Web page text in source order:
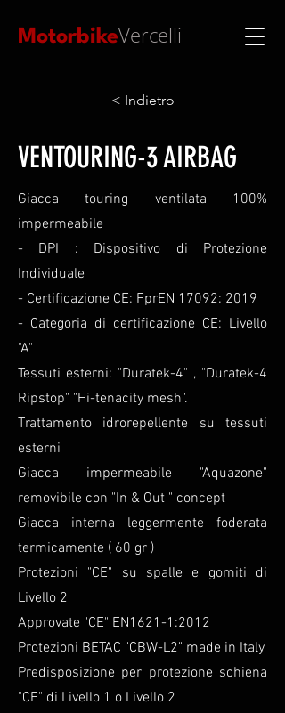
MotorbikeVercelli
< Indietro
VENTOURING-3 AIRBAG
Giacca touring ventilata 100%
impermeabile
- DPI : Dispositivo di Protezione
Individuale
- Certificazione CE: FprEN 17092: 2019
- Categoria di certificazione CE: Livello
"A"
Tessuti esterni: "Duratek-4" , "Duratek-4
Ripstop" "Hi-tenacity mesh".
Trattamento idrorepellente su tessuti
esterni
Giacca impermeabile "Aquazone"
removibile con "In & Out " concept
Giacca interna leggermente foderata
termicamente ( 60 gr )
Protezioni "CE" su spalle e gomiti di
Livello 2
Approvate "CE" EN1621-1:2012
Protezioni BETAC "CBW-L2" made in Italy
Predisposizione per protezione schiena
"CE" di Livello 1 o Livello 2